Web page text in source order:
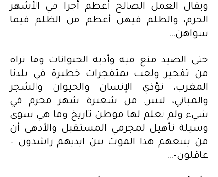
ويقال العمل الصالح أعظم أجرا في الأشهر
الحرم، والظلم فيهن أعظم من الظلم فيما
سواهن…
حتى الصيد منع فيه وأذية الحيوانات وما نراه
من تفجير ولعب بمتفجرات خطيرة في بلدنا
المغرب، تؤذي الإنسان والحيوان والشجر
والمباني، ليس من شعيرة شهر محرم في
شيء ولم نعلم لها موطن تاريخ وما هي سوى
وسيلة تأهيل لمجرمي المستقبل والأدهى أن
من يبيعهم هذا الموت بين ايديهم راشدون –
عاقلون-…